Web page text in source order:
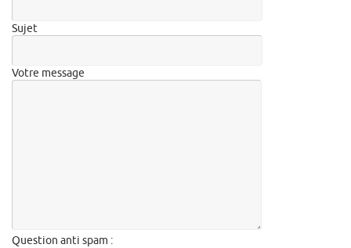
Sujet
Votre message
Question anti spam :